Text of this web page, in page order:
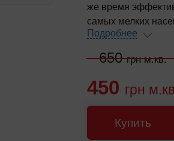
же время
самых мелких
650грн м.кв.
450 грн
Купить